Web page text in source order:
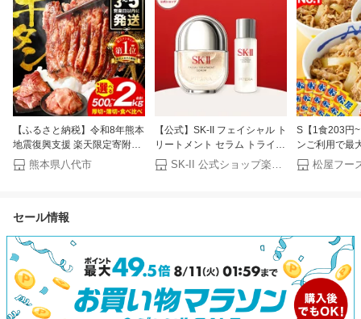
【ふるさと納税】令和8年熊本
地震復興支援 楽天限定寄附額
【訳あり】牛タン 500g〜2kg
肉 牛肉 訳あり 牛タン 冷凍 小
ーフ 牛たん ふるさと納税 ラ
料
熊本県八代市
【公式】SK-II フェイシャル ト
リートメント セラム トライア
ル キット SK-2 / SK-II（エスケ
ーツー） 正規品 送料無料 SK2
SK-II 公式ショップ楽天市場店
S【1食203円
ンご利用で最
だけ牛めしバ
け！（8/1~8/
品 送料無料
食 セール 半額
松屋フー
セール情報